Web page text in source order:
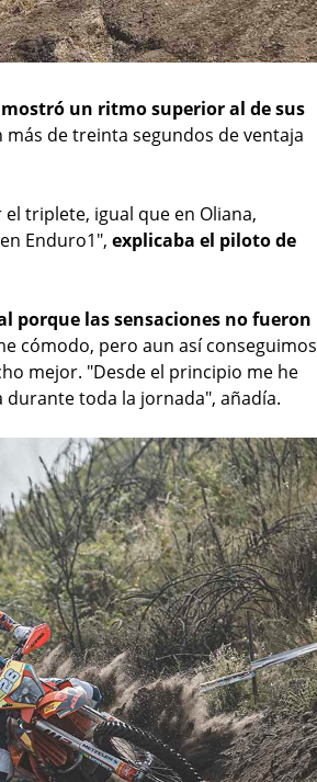
un ritmo superior al de sus
de treinta segundos de ventaja
triplete, igual que en Oliana,
Enduro1", explicaba el piloto de
porque las sensaciones no fueron
cómodo, pero aun así conseguimos
mejor. "Desde el principio me he
toda la jornada", añadía.